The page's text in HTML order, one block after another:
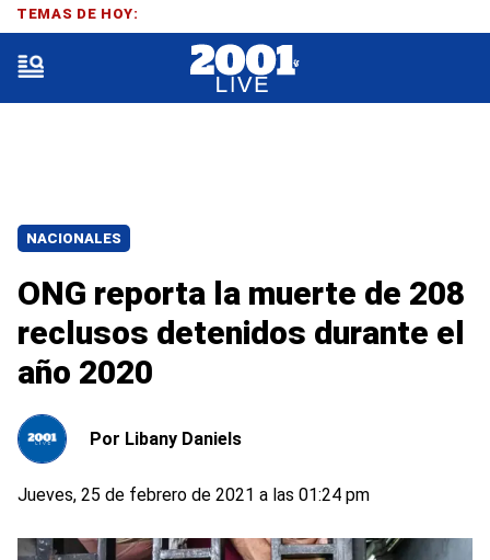
NACIONALES
ONG reporta la muerte de 208
reclusos detenidos durante el
año 2020
Por Libany Daniels
Jueves, 25 de febrero de 2021 a las 01:24 pm
TEMAS DE HOY: